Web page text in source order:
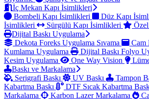
İç Mekan Kapı İsimlikleri
Bombeli Kapı İsimlikleri
Düz Kapı
İsimlikleri
Sürgülü Kapı İsimlikleri
Dijital Baskı Uygulama
Dekota Foreks Uygulama Sıvama
Cam
Kumlama Uygulama
Dijital Baskı Folyo
Kesim Uygulama
One Way Vision
Baskı ve Markalama
Serigrafi Baskı
UV Baskı Tampon
Kabartma Baskı
DTF Sıcak Kabartma
Markalama
Karbon Lazer Markalama